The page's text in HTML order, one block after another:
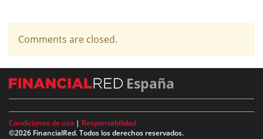
Comments are closed.
España
Condiciones de uso | Responsabilidad
©2026 FinancialRed. Todos los derechos reservados.